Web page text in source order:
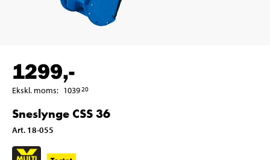
1299,-
Ekskl. moms: 103920
Sneslynge CSS 36
Art. 18-055